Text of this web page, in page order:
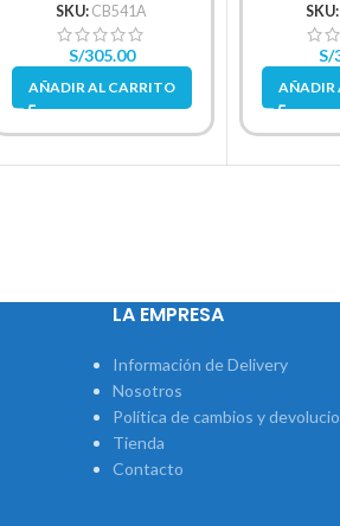
SKU: CB541A
S/305.00
AÑADIR AL CARRITO
SKU:
S/
AÑADIR
LA EMPRESA
Información de Delivery
Nosotros
Política de cambios y
Tienda
Contacto